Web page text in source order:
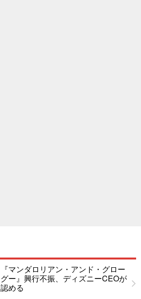
『マンダロリアン・アンド・グロー
グー』興行不振、ディズニーCEOが
認める